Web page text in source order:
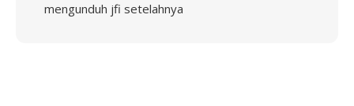
mengunduh jfi setelahnya